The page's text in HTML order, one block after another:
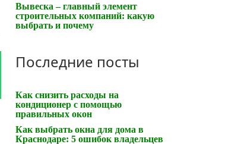
Вывеска – главный элемент
строительных компаний: какую
выбрать и почему
Последние посты
Как снизить расходы на
кондиционер с помощью
правильных окон
Как выбрать окна для дома в
Краснодаре: 5 ошибок владельцев